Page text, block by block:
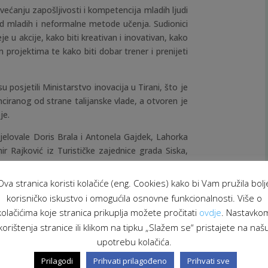
zapošljivosti i kompetencija mladih ljudi
i neformalne metode učenja. Sudionici
u akcije, kako biti kreativan i inovativan, kako
projektima te kako biti dobar trener i prenijeti
posjetili Ministarstvo inovacija u Tirani, što je
od strane talijanske vlade, a otvoren je
Doris Brala i Antonela Gajdek, Lahorka
Rajković iz Turističke zajednice grada Siska,
mladima već u prosincu u vidu lokalne
za učenike Tehničke škole Sisak te za
o poduzetništvu kroz razmjenu iskustva sa
Sisak sa svojih pet predstavnika sudjeluje
u prosincu 2016. godine u okviru istog
stranica koristi kolačiće (eng. Cookies) kako bi Vam pružila
korisničko iskustvo i omogućila osnovne funkcionalnosti. Više o
koje stranica prikuplja možete pročitati ovdje.
stranice ili klikom na tipku „Slažem se“ pristajete na
upotrebu kolačića.
Prilagodi Prihvati prilagođeno Prihvati sve